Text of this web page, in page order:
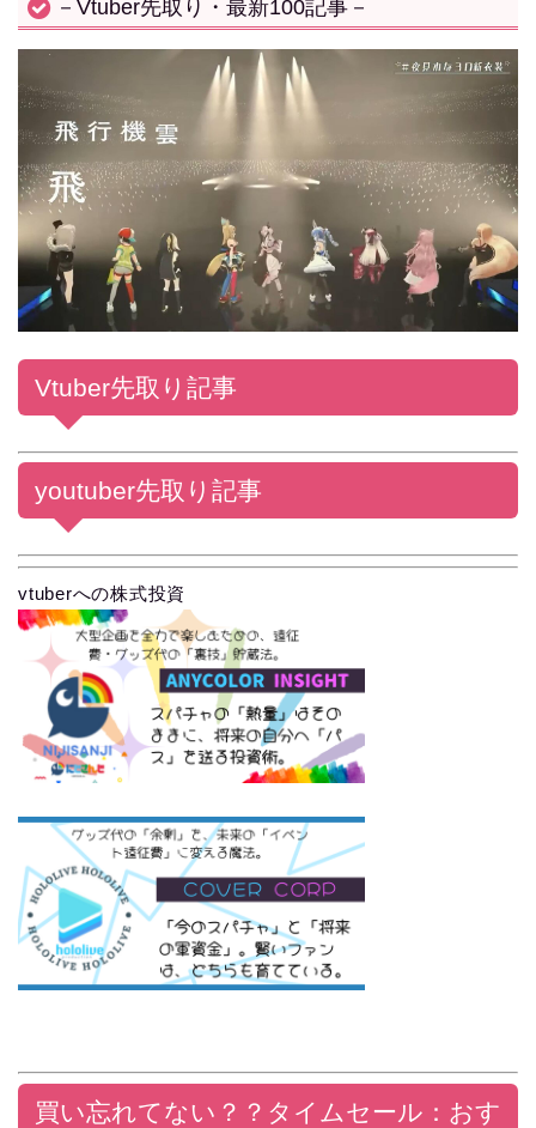
－Vtuber先取り・最新100記事－
Vtuber先取り記事
youtuber先取り記事
vtuberへの株式投資
買い忘れてない？？ タイムセール：おす